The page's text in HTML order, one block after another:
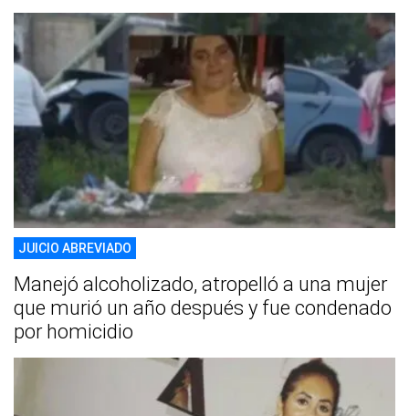
JUICIO ABREVIADO
Manejó alcoholizado, atropelló a una mujer
que murió un año después y fue condenado
por homicidio